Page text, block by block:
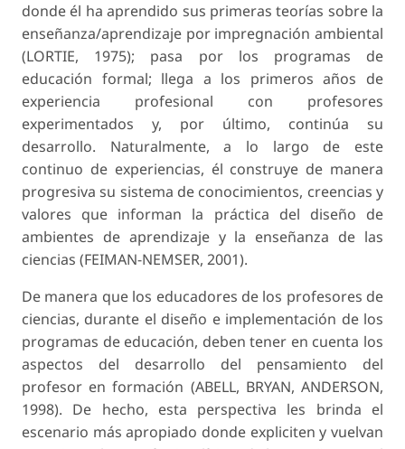
donde él ha aprendido sus primeras teorías sobre la
enseñanza/aprendizaje por impregnación ambiental
(LORTIE, 1975); pasa por los programas de
educación formal; llega a los primeros años de
experiencia profesional con profesores
experimentados y, por último, continúa su
desarrollo. Naturalmente, a lo largo de este
continuo de experiencias, él construye de manera
progresiva su sistema de conocimientos, creencias y
valores que informan la práctica del diseño de
ambientes de aprendizaje y la enseñanza de las
ciencias (FEIMAN-NEMSER, 2001).
De manera que los educadores de los profesores de
ciencias, durante el diseño e implementación de los
programas de educación, deben tener en cuenta los
aspectos del desarrollo del pensamiento del
profesor en formación (ABELL, BRYAN, ANDERSON,
1998). De hecho, esta perspectiva les brinda el
escenario más apropiado donde expliciten y vuelvan